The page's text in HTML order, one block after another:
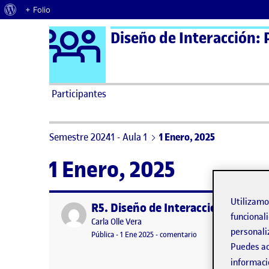
Acerca de WordPress
+ Folio
Saltar al contenido Logo Ágora
Diseño de Interacción:
Participantes
Semestre 20241 - Aula 1 1 Enero, 2025
1 Enero, 2025
Publicado porR5. Diseño de Interacción
Publicado por
Carla Olle Vera
Visibilidad:
Pública-Fecha de publicación
1 Ene 2025-comentario en R5. Diseño de
Puedes